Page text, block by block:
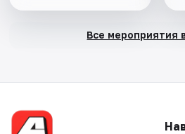
Все мероприятия